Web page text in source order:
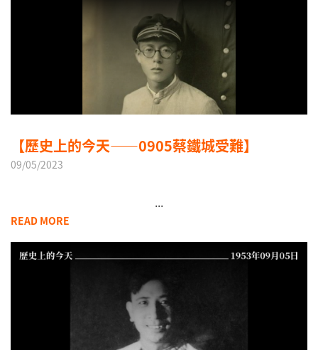
【歷史上的今天——0905蔡鐵城受難】
09/05/2023
...
READ MORE